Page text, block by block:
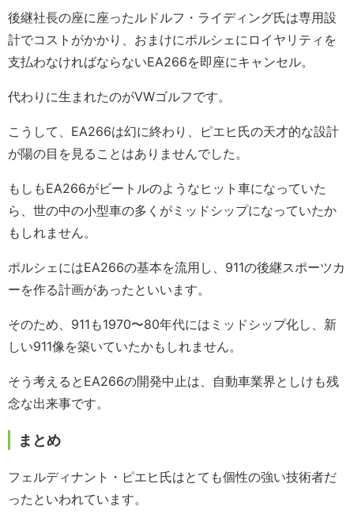
後継社長の座に座ったルドルフ・ライディング氏は専用設
計でコストがかかり、おまけにポルシェにロイヤリティを
支払わなければならないEA266を即座にキャンセル。
代わりに生まれたのがVWゴルフです。
こうして、EA266は幻に終わり、ピエヒ氏の天才的な設計
が陽の目を見ることはありませんでした。
もしもEA266がビートルのようなヒット車になっていた
ら、世の中の小型車の多くがミッドシップになっていたか
もしれません。
ポルシェにはEA266の基本を流用し、911の後継スポーツカ
ーを作る計画があったといいます。
そのため、911も1970〜80年代にはミッドシップ化し、新
しい911像を築いていたかもしれません。
そう考えるとEA266の開発中止は、自動車業界としけも残
念な出来事です。
まとめ
フェルディナント・ピエヒ氏はとても個性の強い技術者だ
ったといわれています。